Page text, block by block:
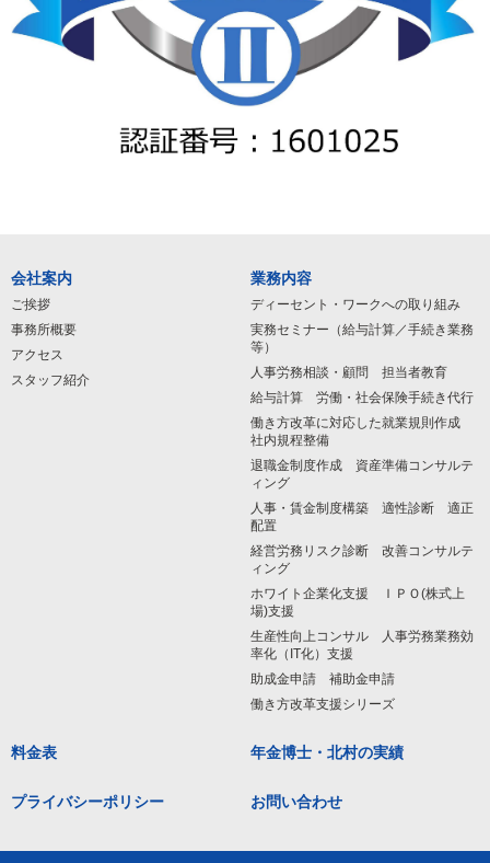
会社案内
ご挨拶
事務所概要
アクセス
スタッフ紹介
業務内容
ディーセント・ワークへの取り組み
実務セミナー（給与計算／手続き業務
等）
人事労務相談・顧問 担当者教育
給与計算 労働・社会保険手続き代行
働き方改革に対応した就業規則作成
社内規程整備
退職金制度作成 資産準備コンサルテ
ィング
人事・賃金制度構築 適性診断 適正
配置
経営労務リスク診断 改善コンサルテ
ィング
ホワイト企業化支援 ＩＰＯ(株式上
場)支援
生産性向上コンサル 人事労務業務効
率化（IT化）支援
助成金申請 補助金申請
働き方改革支援シリーズ
料金表 年金博士・北村の実績
プライバシーポリシー お問い合わせ